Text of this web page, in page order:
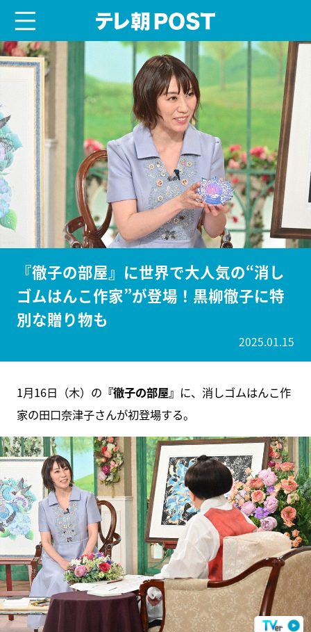
『徹子の部屋』に世界で大人気の“消し
ゴムはんこ作家”が登場！黒柳徹子に特
別な贈り物も
2025.01.15
1月16日（木）の 『徹子の部屋』 に、消しゴムはんこ作
家の田口奈津子さんが初登場する。